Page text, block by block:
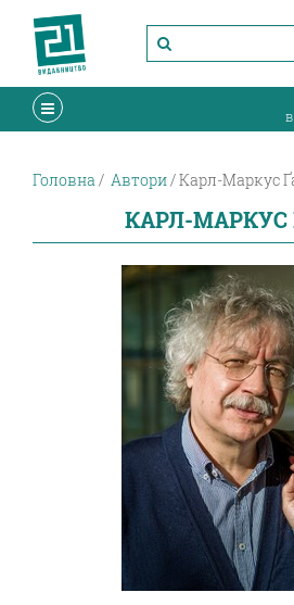
Головна Автори Карл-Маркус
КАРЛ-МАРКУС